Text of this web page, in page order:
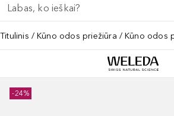
Titulinis Kūno odos priežiūra Kūno odos
-24%